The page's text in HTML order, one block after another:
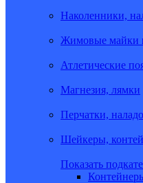
Наколенники,
Жимовые майки
Атлетические
Магнезия, лямки
Перчатки,
Шейкеры,
Показать